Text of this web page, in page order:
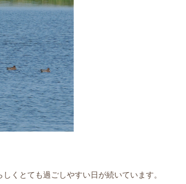
くとても過ごしやすい日が続いています。